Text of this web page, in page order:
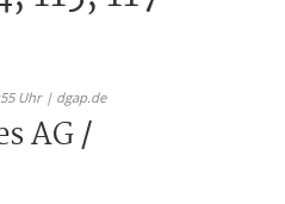
Uhr | dgap.de
AG /